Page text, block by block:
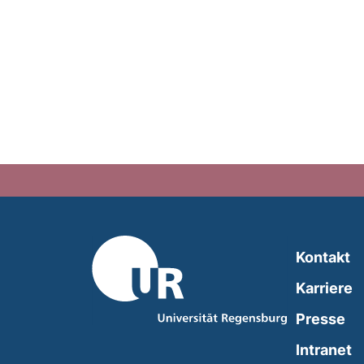
Kontakt
Karriere
Presse
Intranet